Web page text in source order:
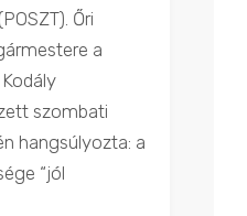
Őri
a
szombati
hangsúlyozta: a
“jól